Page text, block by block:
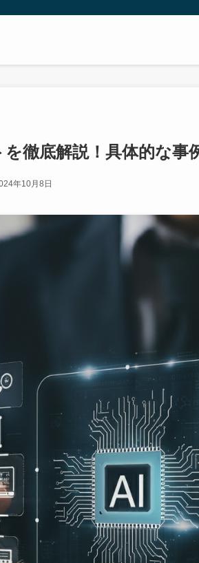
徹底解説！具体的な事
年10月8日